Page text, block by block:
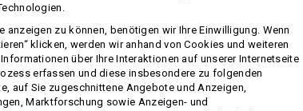
anzeigen zu können, benötigen wir Ihre Einwilligung. Wenn
klicken, werden wir anhand von Cookies und weiteren
über Ihre Interaktionen auf unserer Internetseite
erfassen und diese insbesondere zu folgenden
auf Sie zugeschnittene Angebote und Anzeigen,
Marktforschung sowie Anzeigen- und